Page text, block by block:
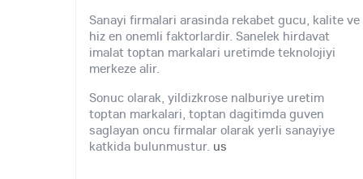
Sanayi firmalari arasinda rekabet gucu, kalite ve
hiz en onemli faktorlardir. Sanelek hirdavat
imalat toptan markalari uretimde teknolojiyi
merkeze alir.
Sonuc olarak, yildizkrose nalburiye uretim
toptan markalari, toptan dagitimda guven
saglayan oncu firmalar olarak yerli sanayiye
katkida bulunmustur. us